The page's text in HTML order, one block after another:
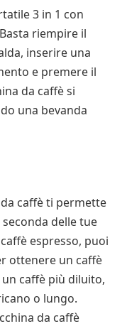
3 in 1 con
riempire il
inserire una
e premere il
da caffè si
una bevanda
caffè ti permette
delle tue
espresso, puoi
ottenere un caffè
caffè più diluito,
o lungo.
da caffè